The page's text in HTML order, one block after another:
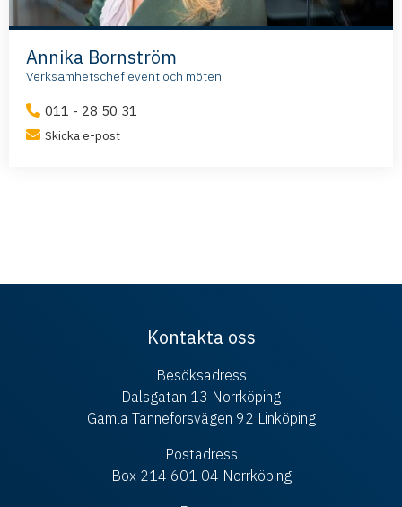
Annika Bornström
Verksamhetschef event och möten
011 - 28 50 31
Skicka e-post
Kontakta oss
Besöksadress
Dalsgatan 13 Norrköping
Gamla Tanneforsvägen 92 Linköping
Postadress
Box 214 601 04 Norrköping